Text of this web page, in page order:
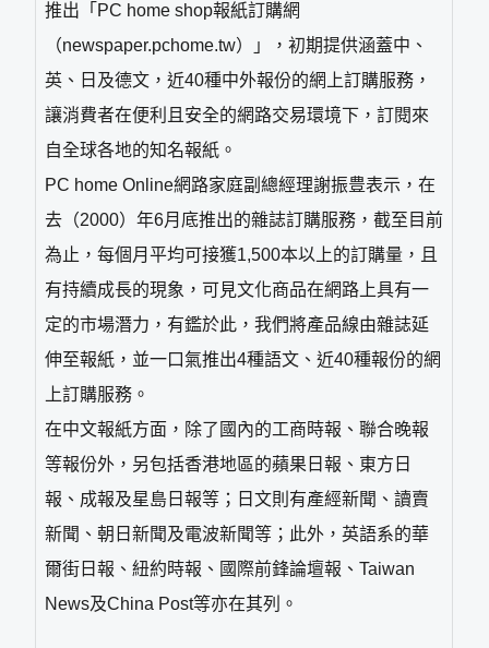
推出「PC home shop報紙訂購網
（newspaper.pchome.tw）」，初期提供涵蓋中、
英、日及德文，近40種中外報份的網上訂購服務，
讓消費者在便利且安全的網路交易環境下，訂閱來
自全球各地的知名報紙。
PC home Online網路家庭副總經理謝振豊表示，在
去（2000）年6月底推出的雜誌訂購服務，截至目前
為止，每個月平均可接獲1,500本以上的訂購量，且
有持續成長的現象，可見文化商品在網路上具有一
定的市場潛力，有鑑於此，我們將產品線由雜誌延
伸至報紙，並一口氣推出4種語文、近40種報份的網
上訂購服務。
在中文報紙方面，除了國內的工商時報、聯合晚報
等報份外，另包括香港地區的蘋果日報、東方日
報、成報及星島日報等；日文則有產經新聞、讀賣
新聞、朝日新聞及電波新聞等；此外，英語系的華
爾街日報、紐約時報、國際前鋒論壇報、Taiwan
News及China Post等亦在其列。